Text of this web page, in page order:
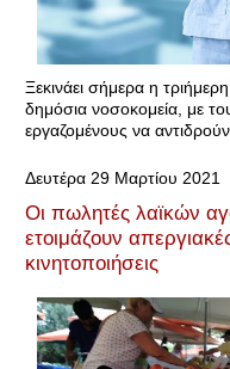
Ξεκινάει σήμερα η
δημόσια νοσοκομεία, με
εργαζομένους να
Δευτέρα 29 Μαρτίου 2021
Οι πωλητές λαϊκών
ετοιμάζουν
κινητοποιήσεις